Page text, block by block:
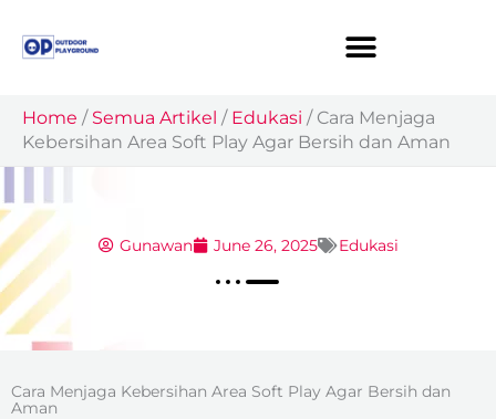
content
Home / Semua Artikel / Edukasi / Cara Menjaga
Kebersihan Area Soft Play Agar Bersih dan Aman
Gunawan June 26, 2025 Edukasi
Cara Menjaga Kebersihan Area Soft Play Agar Bersih dan
Aman